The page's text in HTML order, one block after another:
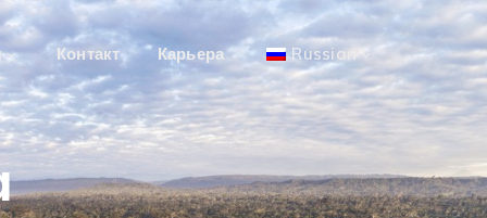
Контакт Карьера Russian